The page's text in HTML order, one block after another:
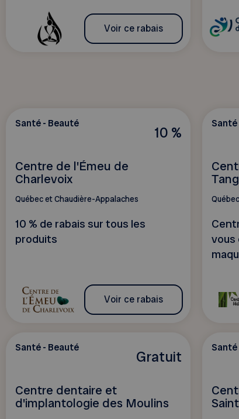
Voir ce rabais
10 %
Santé - Beauté
Centre de l'Émeu de
Charlevoix
Québec et Chaudière-Appalaches
10 % de rabais sur tous les
produits
Voir ce rabais
vous
Gratuit
Santé - Beauté
Centre dentaire et
d'implantologie des Moulins